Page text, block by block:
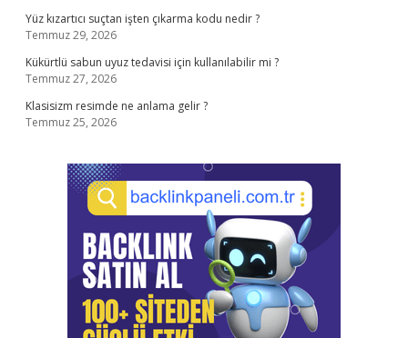
Yüz kızartıcı suçtan işten çıkarma kodu nedir ?
Temmuz 29, 2026
Kükürtlü sabun uyuz tedavisi için kullanılabilir mi ?
Temmuz 27, 2026
Klasisizm resimde ne anlama gelir ?
Temmuz 25, 2026